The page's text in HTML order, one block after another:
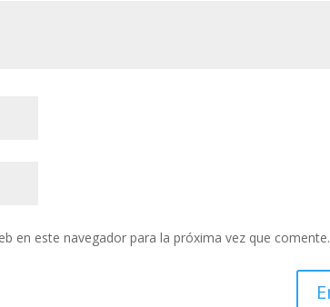
en este navegador para la próxima vez que comente.